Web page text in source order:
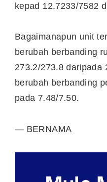
kepad 12.7233/7582
Bagaimanapun unit
berubah berbanding
273.2/273.8 daripada
berubah berbanding
pada 7.48/7.50.
— BERNAMA